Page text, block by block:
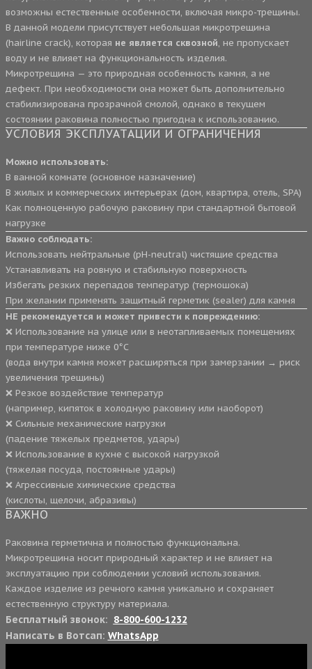
возможны естественные особенности, включая микро-трещины.
В данной модели присутствует небольшая микротрещина
(hairline crack), которая не является сквозной, не пропускает
воду и не влияет на функциональность изделия.
Микротрещина — это природная особенность камня, а не
дефект. При необходимости она может быть дополнительно
стабилизирована прозрачной смолой, однако в текущем
состоянии раковина полностью пригодна к использованию.
УСЛОВИЯ ЭКСПЛУАТАЦИИ И ОГРАНИЧЕНИЯ
Можно использовать:
В ванной комнате (основное назначение)
В жилых и коммерческих интерьерах (дом, квартира, отель, SPA)
Как полноценную рабочую раковину при стандартной бытовой
нагрузке
Важно соблюдать:
Использовать нейтральные (pH-neutral) чистящие средства
Устанавливать на ровную и стабильную поверхность
Избегать резких перепадов температур (термошока)
При желании применять защитный герметик (sealer) для камня
НЕ рекомендуется и может привести к повреждению:
❌ Использование на улице или в неотапливаемых помещениях
при температуре ниже 0°C
(вода внутри камня может расширяться при замерзании → риск
увеличения трещины)
❌ Резкое воздействие температур
(например, кипяток в холодную раковину или наоборот)
❌ Сильные механические нагрузки
(падение тяжелых предметов, удары)
❌ Использование в кухне с высокой нагрузкой
(тяжелая посуда, постоянные удары)
❌ Агрессивные химические средства
(кислоты, щелочи, абразивы)
ВАЖНО
Раковина герметична и полностью функциональна.
Микротрещина носит природный характер и не влияет на
эксплуатацию при соблюдении условий использования.
Каждое изделие из речного камня уникально и сохраняет
естественную структуру материала.
Бесплатный звонок: 8-800-600-1232
Написать в Вотсап: WhatsApp